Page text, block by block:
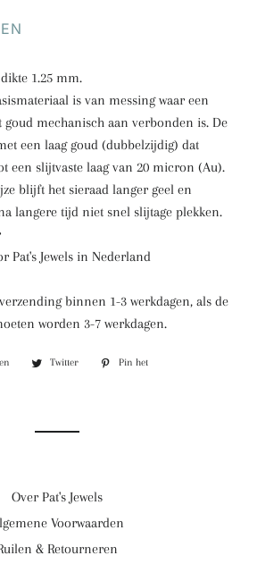
1.25 mm.
is van messing waar een
goud mechanisch aan verbonden is. De
een laag goud (dubbelzijdig) dat
een slijtvaste laag van 20 micron (Au).
blijft het sieraad langer geel en
langere tijd niet snel slijtage plekken.
Pat's Jewels in Nederland
binnen 1-3 werkdagen, als de
worden 3-7 werkdagen.
Delen
Twitter
TwitterenPin het
Over Pat's Jewels
Voorwaarden
& Retourneren